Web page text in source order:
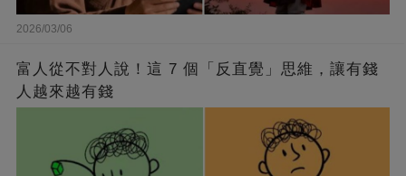
2026/03/06
富人從不對人說！這 7 個「反直覺」思維，讓有錢
人越來越有錢